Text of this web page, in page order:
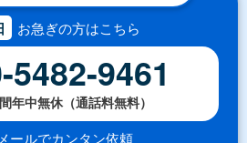
お急ぎの方はこちら
5482-9461
年中無休（通話料無料）
ールでカンタン依頼